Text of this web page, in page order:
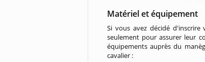
Matériel et équipement
Si vous avez décidé
seulement pour assurer leur
équipements auprès du
cavalier :